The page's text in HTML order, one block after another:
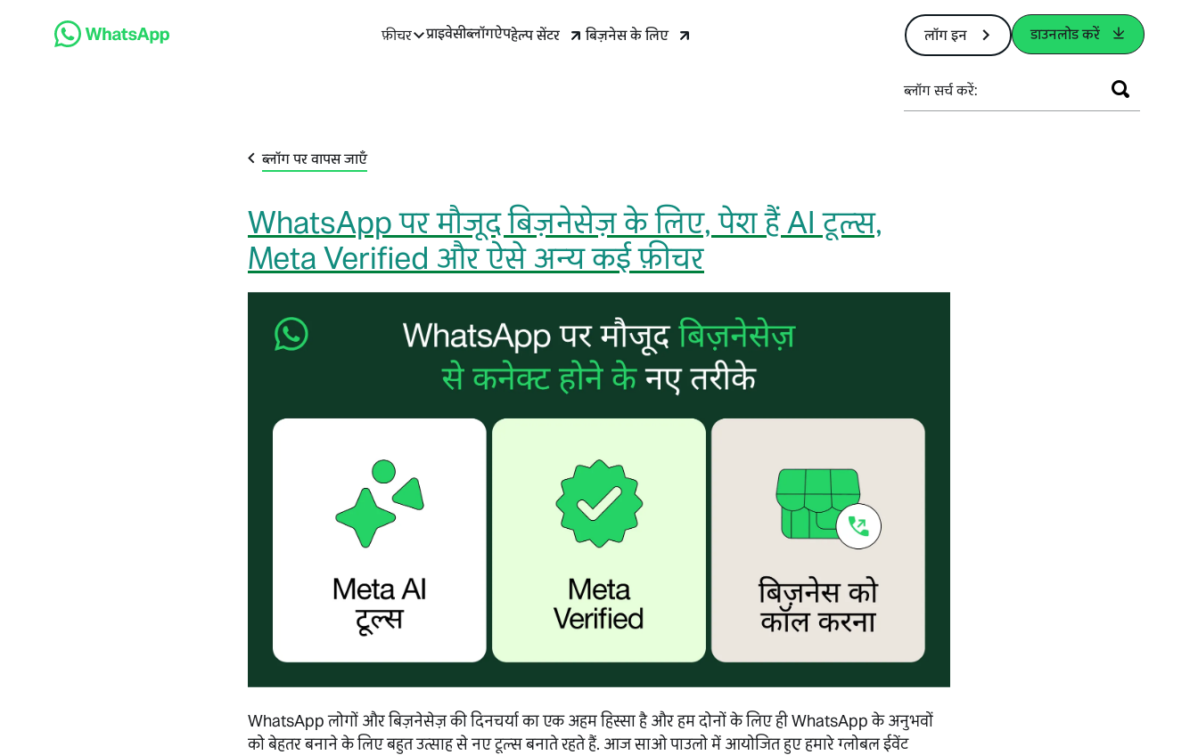
फ़ीचर प्राइवेसीब्लॉगऐपहेल्प सेंटर बिज़नेस के लिए लॉग इन डाउनलोड करें
ब्लॉग सर्च करें:
ब्लॉग पर वापस जाएँ
WhatsApp पर मौजूद बिज़नेसेज़ के लिए, पेश हैं AI टूल्स,
Meta Verified और ऐसे अन्य कई फ़ीचर
WhatsApp लोगों और बिज़नेसेज़ की दिनचर्या का एक अहम हिस्सा है और हम दोनों के लिए ही WhatsApp के अनुभवों
को बेहतर बनाने के लिए बहुत उत्साह से नए टूल्स बनाते रहते हैं. आज साओ पाउलो में आयोजित हुए हमारे ग्लोबल ईवेंट